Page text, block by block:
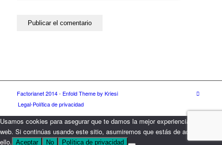
Factorianet 2014- Enfold Theme by Kriesi
Legal-Política de privacidad
Usamos cookies para asegurar que te damos la mejor experiencia en nuestra
web. Si continúas usando este sitio, asumiremos que estás de acuerdo con
ello. Aceptar No Política de privacidad